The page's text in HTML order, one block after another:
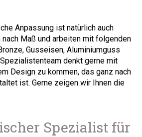
Anpassung ist natürlich auch
Maß und arbeiten mit folgenden
Gusseisen, Aluminiumguss
denkt gerne mit
Design zu kommen, das ganz nach
ist. Gerne zeigen wir Ihnen die
Spezialist für